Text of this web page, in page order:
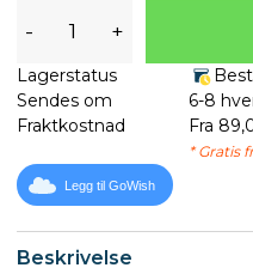
Beskrivelse
- +
Lagerstatus
Sendes om
6-8
Fraktkostnad
Fra
* Gratis
Legg til GoWish